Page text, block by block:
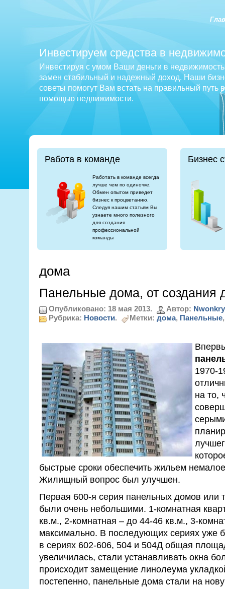
Инвестируем средства в
Инвестируя с умом Ваши деньги в
замен стабильный и надежный доход. Наши
советы помогут Вам встать на правильный путь
помощью недвижимости.
Работа в команде
Работать в команде всегда
лучше чем по одиночке.
Обмен опытом приведет
бизнес к процветанию.
Следуя нашим статьям Вы
узнаете много полезного
для создания
профессиональной
команды
Бизнес
дома
Панельные дома, от создания
Опубликовано: 18 мая 2013. Автор: Nwonkry
Рубрика: Новости. Метки: дома, Панельные
1970-
на то,
быстрые сроки обеспечить жильем
Жилищный вопрос был улучшен.
Первая 600-я серия панельных домов или
были очень небольшими. 1-комнатная
кв.м., 2-комнатная – до 44-46 кв.м., 3-
максимально. В последующих сериях уже
в сериях 602-606, 504 и 504Д общая
увеличилась, стали устанавливать окна
происходит замещение линолеума
постепенно, панельные дома стали на